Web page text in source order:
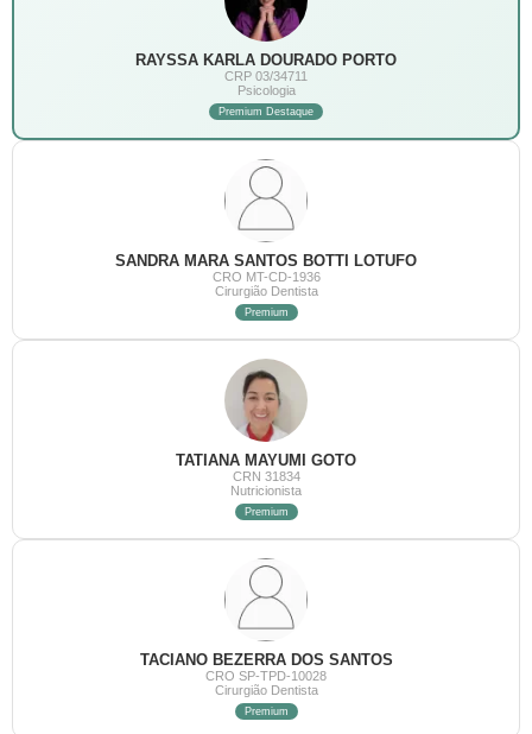
RAYSSA KARLA DOURADO PORTO
CRP 03/34711
Psicologia
Premium Destaque
SANDRA MARA SANTOS BOTTI LOTUFO
CRO MT-CD-1936
Cirurgião Dentista
Premium
TATIANA MAYUMI GOTO
CRN 31834
Nutricionista
Premium
TACIANO BEZERRA DOS SANTOS
CRO SP-TPD-10028
Cirurgião Dentista
Premium